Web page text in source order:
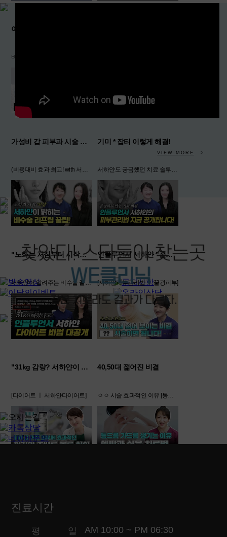
이중턱 탈출!
가성비 갑 피부과 시술 총정리
(비용대비 효과 최고! with 서하얀)
기미 * 잡티 이렇게 해결!
서하얀도 궁금했던 치료 솔루션 [기미치료 ㅣ 기미잡티해결]
"노화는 처짐부터 시작된다?
서하얀이 알려주는 비수술 꿀팁! [피부처짐 ㅣ 피부탄력]
인플루언서 서하얀 "꿀광피부 만든 진짜 비결 공개"
[서하얀피부관리법 ㅣ 꿀광피부]
"31kg 감량? 서하얀이 공개한 충격 다이어트 루틴 전부 공개!"
[다이어트 ㅣ 서하얀다이어트]
40,50대 젊어진 비결
ㅇㅇ 시술 효과적인 이유 [동안비결 ㅣ 피부관리]
VIEW MORE
진료시간
평 일
AM 10:00 ~ PM 06:30